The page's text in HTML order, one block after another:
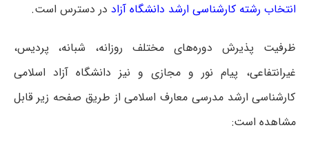
انتخاب رشته کارشناسی ارشد دانشگاه آزاد در دسترس است.
ظرفیت پذیرش دوره‌های مختلف روزانه، شبانه، پردیس،
غیرانتفاعی، پیام نور و مجازی و نیز دانشگاه آزاد اسلامی
کارشناسی ارشد مدرسی معارف اسلامی از طریق صفحه زیر قابل
مشاهده است: